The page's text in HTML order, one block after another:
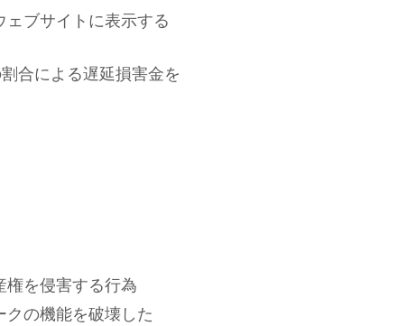
ェブサイトに表示する
合による遅延損害金を
を侵害する行為
クの機能を破壊した